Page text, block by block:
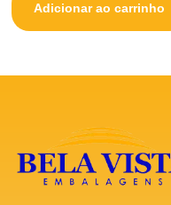
Adicionar ao carrinho